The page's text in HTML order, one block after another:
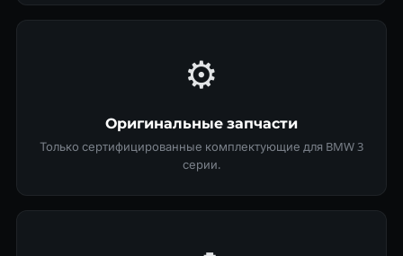
⚙️
Оригинальные запчасти
Только сертифицированные комплектующие для BMW 3
серии.